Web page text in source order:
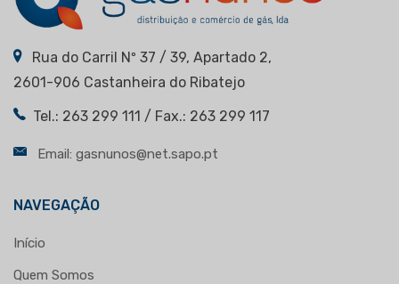
Rua do Carril Nº 37 / 39, Apartado 2,
2601-906 Castanheira do Ribatejo
Tel.: 263 299 111 / Fax.: 263 299 117
Email: gasnunos@net.sapo.pt
NAVEGAÇÃO
Início
Quem Somos